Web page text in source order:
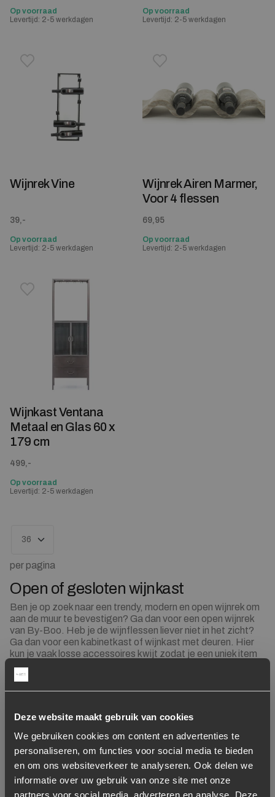
Deze website maakt gebruik van cookies
We gebruiken cookies om content en advertenties te
personaliseren, om functies voor social media te bieden
en om ons websiteverkeer te analyseren. Ook delen we
informatie over uw gebruik van onze site met onze
partners voor social media, adverteren en analyse. Deze
Op voorraad
Levertijd: 2-5 werkdagen
Op voorraad
Levertijd: 2-5 werkdagen
Toevoegen aan verlanglijstje
Verwijderen van verlanglijst
Wijnrek Vine
39,-
Op voorraad
Levertijd: 2-5 werkdagen
Toevoegen aan
Verwijderen van verlanglijst
Wijnrek Airen Marmer,
Voor 4 flessen
69,95
Op voorraad
Levertijd: 2-5 werkdagen
Toevoegen aan verlanglijstje
Verwijderen van verlanglijst
Wijnkast Ventana
Metaal en Glas 60 x
179 cm
499,-
Op voorraad
Levertijd: 2-5 werkdagen
per pagina
Open of gesloten wijnkast
Ben je op zoek naar een trendy, modern en open wijnrek om
aan de muur te bevestigen? Ga dan voor een open wijnrek
van By-Boo. Heb je de wijnflessen liever niet in het zicht?
Ga dan voor een kabinetkast of wijnkast met deuren. Hier
kun je vaak losse accessoires kwijt zodat je een uniek item
in jouw interieur krijgt. Pimp de wijnkast bijvoorbeeld door
planten toe te voegen of een mooie vaas. Geen ruimte voor
een grote variant? Geen enkel probleem, de wijnkasten zijn
wijnrek dat bij jou past!
Metaal voor elke interieurstijl
De wijnrekken van By-Boo hebben één ding met elkaar
gemeen: metaal. Of je nu fan bent van een strak en modern
interieur of liever een klassieke touch geeft aan jouw
eetkamer. Met de items van By-Boo geef je jouw ruimte